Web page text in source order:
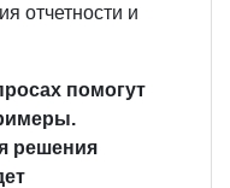
отчетности и
помогут
решения